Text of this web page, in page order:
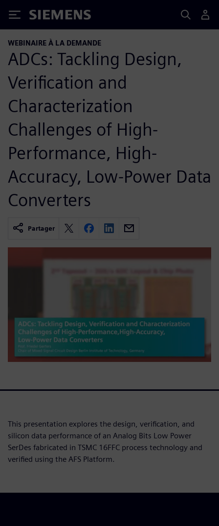
Siemens
WEBINAIRE À LA DEMANDE
ADCs: Tackling Design,
Verification and
Characterization
Challenges of High-
Performance, High-
Accuracy, Low-Power Data
Converters
Partager
This presentation explores the design, verification, and
silicon data performance of an Analog Bits Low Power
SerDes fabricated in TSMC 16FFC process technology and
verified using the AFS Platform.